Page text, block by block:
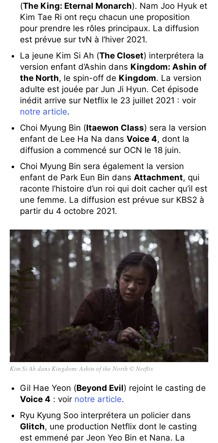
(The King: Eternal Monarch). Nam Joo Hyuk et
Kim Tae Ri ont reçu chacun une proposition
pour prendre les rôles principaux. La diffusion
est prévue sur tvN à l’hiver 2021.
La jeune Kim Si Ah (The Closet) interprétera la
version enfant d’Ashin dans Kingdom: Ashin of
the North, le spin-off de Kingdom. La version
adulte est jouée par Jun Ji Hyun. Cet épisode
inédit arrive sur Netflix le 23 juillet 2021 : voir
notre article.
Choi Myung Bin (Itaewon Class) sera la version
enfant de Lee Ha Na dans Voice 4, dont la
diffusion a commencé sur OCN le 18 juin.
Choi Myung Bin sera également la version
enfant de Park Eun Bin dans Attachment, qui
raconte l’histoire d’un roi qui doit cacher qu’il est
une femme. La diffusion est prévue sur KBS2 à
partir du 4 octobre 2021.
Kim Si Ah dans Kingdom: Ashin of the North © Netflix
Gil Hae Yeon (Beyond Evil) rejoint le casting de
Voice 4 : voir notre article.
Ryu Kyung Soo interprétera un policier dans
Glitch, une production Netflix dont le casting
est emmené par Jeon Yeo Bin et Nana. La